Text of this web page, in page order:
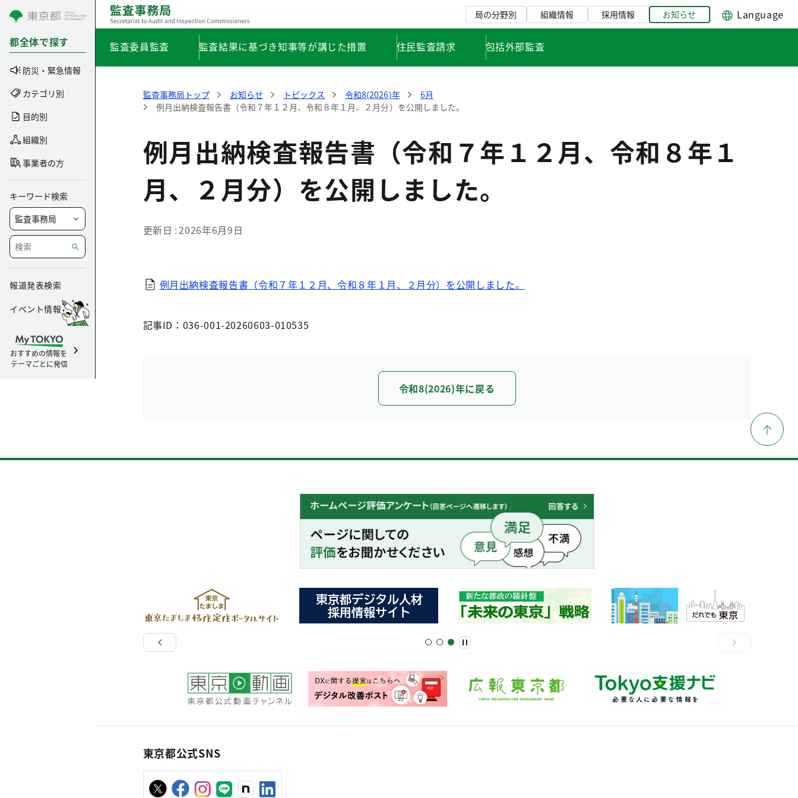
コンテンツにスキップ
都全体で探す
防災・緊急情報
カテゴリ別
目的別
組織別
事業者の方
キーワード検索
報道発表検索
イベント情報
おすすめの情報を
テーマごとに発信
局の分野別 組織情報 採用情報 お知らせ Language
監査委員監査 監査結果に基づき知事等が講じた措置 住民監査請求 包括外部監査
監査事務局トップ お知らせ トピックス 令和8(2026)年
6月
例月出納検査報告書（令和７年１２月、令和８年１月、２月分）を公開しました。
例月出納検査報告書（令和７年１２月、令和８年１
月、２月分）を公開しました。
更新日 2026年6月9日
例月出納検査報告書（令和７年１２月、令和８年１月、２月分）を公開しました。
記事ID：036-001-20260603-010535
令和8(2026)年に戻る
東京都公式SNS